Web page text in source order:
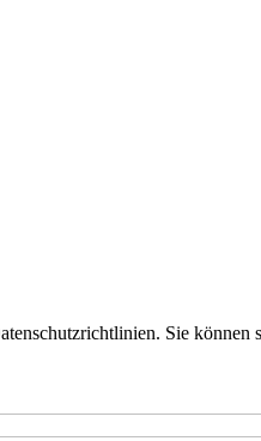
Sie können